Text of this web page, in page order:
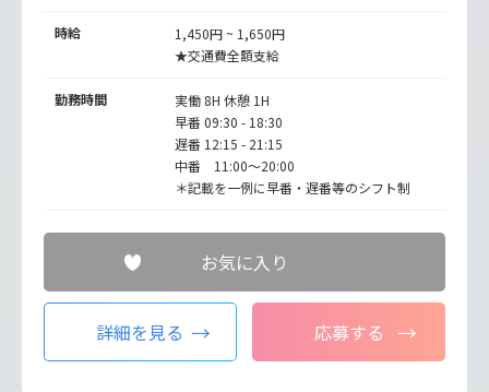
時給
1,450円 ~ 1,650円
★交通費全額支給
勤務時間
実働 8H 休憩 1H
早番 09:30 - 18:30
遅番 12:15 - 21:15
中番 11:00～20:00
＊記載を一例に早番・遅番等のシフト制
お気に入り
詳細を見る 応募する